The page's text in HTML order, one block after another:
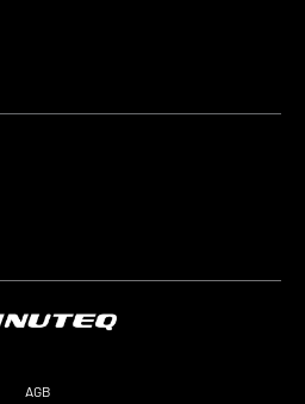
AGB